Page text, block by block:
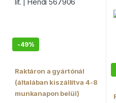
-49%
Raktáron a gyártónál
(általában kiszállítva 4-8
munkanapon belül)